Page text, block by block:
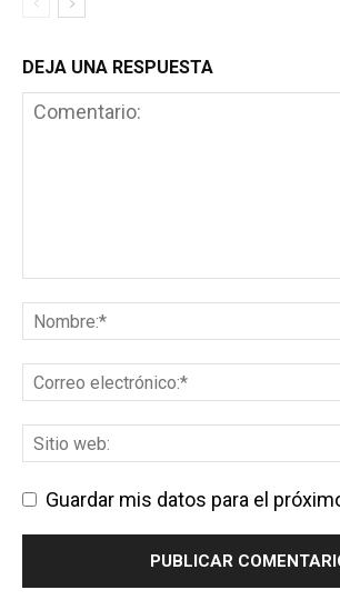
DEJA UNA RESPUESTA
Guardar mis datos para el